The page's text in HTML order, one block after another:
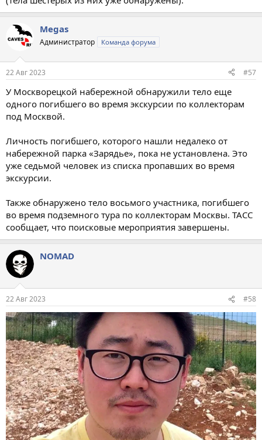
Megas
Администратор Команда форума
22 Авг 2023 #57
У Москворецкой набережной обнаружили тело еще
одного погибшего во время экскурсии по коллекторам
под Москвой.
Личность погибшего, которого нашли недалеко от
набережной парка «Зарядье», пока не установлена. Это
уже седьмой человек из списка пропавших во время
экскурсии.
Также обнаружено тело восьмого участника, погибшего
во время подземного тура по коллекторам Москвы. ТАСС
сообщает, что поисковые мероприятия завершены.
NOMAD
22 Авг 2023 #58